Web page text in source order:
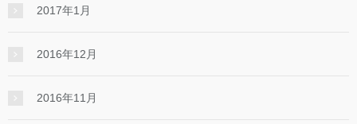
2017年1月
2016年12月
2016年11月